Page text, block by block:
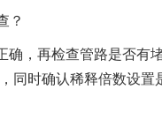
？
，再检查管路是否有
时确认稀释倍数设置